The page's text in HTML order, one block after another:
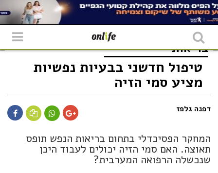
בריאות
טיפול חדשני בבעיות נפשיות
מציע סמי הזיה
דפנה גלפז
המחקר הפסיכדלי בתחום בריאות הנפש תופס
תאוצה. האם סמי הזיה יכולים לעבוד היכן
שנכשלה הרפואה המערבית?